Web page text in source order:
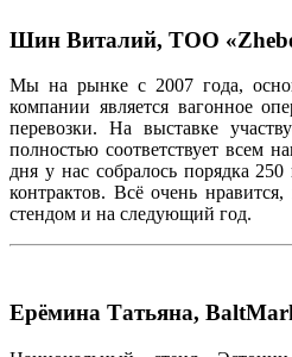
Шин Виталий, ТОО
Мы на рынке с 2007 года,
компании является вагонное
перевозки. На выставке
полностью соответствует всем
дня у нас собралось порядка
контрактов. Всё очень
стендом и на следующий год.
Ерёмина Татьяна,